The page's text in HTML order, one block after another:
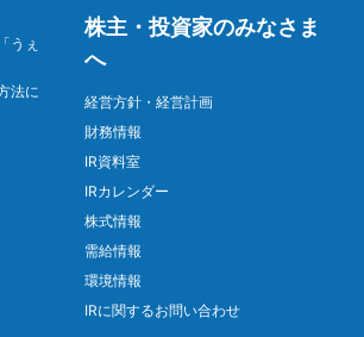
うぇ
法に
株主・投資家のみなさま
へ
経営方針・経営計画
財務情報
IR資料室
IRカレンダー
株式情報
需給情報
環境情報
IRに関するお問い合わせ